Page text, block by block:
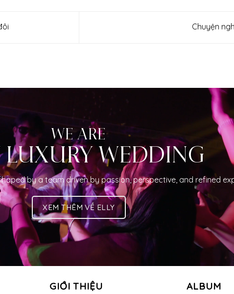
Chuyện
WE ARE
LUXURY WEDDING
by a team driven by passion, perspective, and refined
XEM THÊM VỀ ELLY
GIỚI THIỆU ALBUM